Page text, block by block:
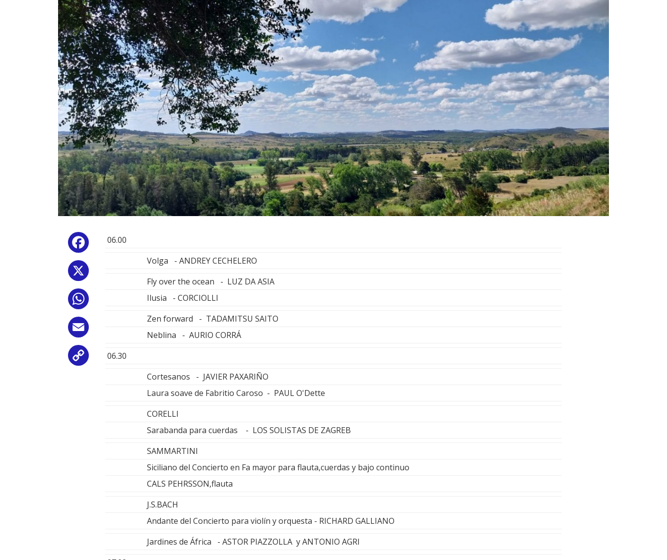
Facebook
Copy
06.00
Volga - ANDREY CECHELERO
Fly over the ocean - LUZ DA ASIA
Ilusia - CORCIOLLI
Zen forward - TADAMITSU SAITO
Neblina - AURIO CORRÁ
06.30
Cortesanos - JAVIER PAXARIÑO
Laura soave de Fabritio Caroso - PAUL O'Dette
CORELLI
Sarabanda para cuerdas - LOS SOLISTAS DE ZAGREB
SAMMARTINI
Siciliano del Concierto en Fa mayor para flauta,cuerdas y bajo continuo
CALS PEHRSSON,flauta
J.S.BACH
Andante del Concierto para violín y orquesta - RICHARD GALLIANO
Jardines de África - ASTOR PIAZZOLLA y ANTONIO AGRI